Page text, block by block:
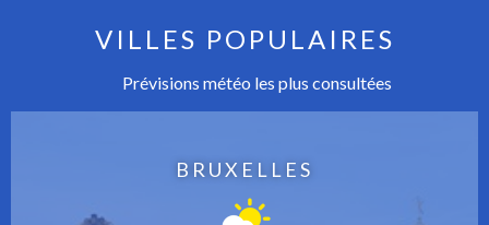
VILLES POPULAIRES
Prévisions météo les plus consultées
BRUXELLES